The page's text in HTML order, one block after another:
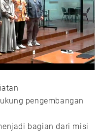
pengembangan
bagian dari misi